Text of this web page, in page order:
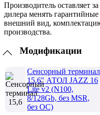
Производитель оставляет
дилера менять
внешний вид,
производства.
Модификации
Сенсорный терминал
15,6" АТОЛ JAZZ 16
Lite v2 (N100,
8/128Gb, без MSR,
без ОС)